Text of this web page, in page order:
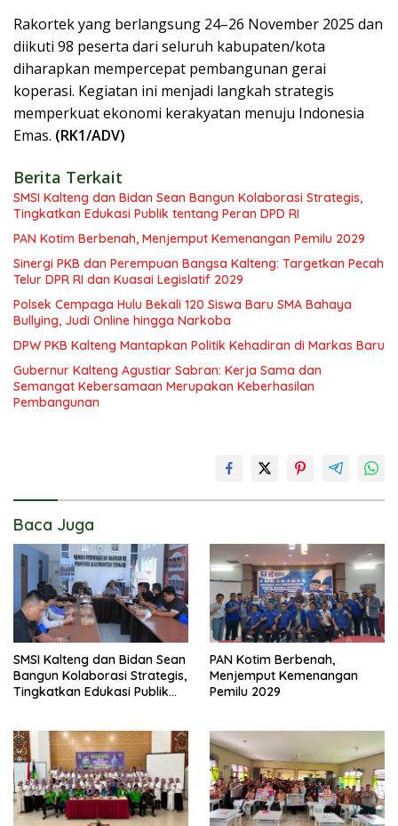
Rakortek yang berlangsung 24–26 November 2025 dan
diikuti 98 peserta dari seluruh kabupaten/kota
diharapkan mempercepat pembangunan gerai
koperasi. Kegiatan ini menjadi langkah strategis
memperkuat ekonomi kerakyatan menuju Indonesia
Emas. (RK1/ADV)
Berita Terkait
SMSI Kalteng dan Bidan Sean Bangun Kolaborasi Strategis,
Tingkatkan Edukasi Publik tentang Peran DPD RI
PAN Kotim Berbenah, Menjemput Kemenangan Pemilu 2029
Sinergi PKB dan Perempuan Bangsa Kalteng: Targetkan Pecah
Telur DPR RI dan Kuasai Legislatif 2029
Polsek Cempaga Hulu Bekali 120 Siswa Baru SMA Bahaya
Bullying, Judi Online hingga Narkoba
DPW PKB Kalteng Mantapkan Politik Kehadiran di Markas Baru
Gubernur Kalteng Agustiar Sabran: Kerja Sama dan
Semangat Kebersamaan Merupakan Keberhasilan
Pembangunan
Baca Juga
SMSI Kalteng dan Bidan Sean
Bangun Kolaborasi Strategis,
Tingkatkan Edukasi Publik
PAN Kotim Berbenah,
Menjemput Kemenangan
Pemilu 2029